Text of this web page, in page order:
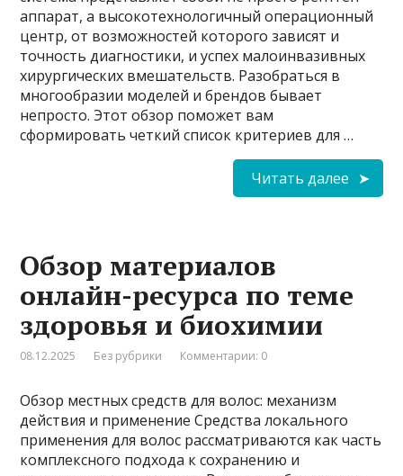
аппарат, а высокотехнологичный операционный
центр, от возможностей которого зависят и
точность диагностики, и успех малоинвазивных
хирургических вмешательств. Разобраться в
многообразии моделей и брендов бывает
непросто. Этот обзор поможет вам
сформировать четкий список критериев для …
Читать далее
Обзор материалов
онлайн-ресурса по теме
здоровья и биохимии
08.12.2025 Без рубрики Комментарии: 0
Обзор местных средств для волос: механизм
действия и применение Средства локального
применения для волос рассматриваются как часть
комплексного подхода к сохранению и